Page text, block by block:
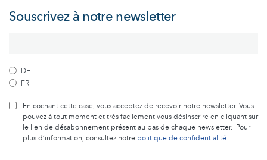
Souscrivez à notre newsletter
DE
FR
En cochant cette case, vous acceptez de recevoir notre newsletter. Vous
pouvez à tout moment et très facilement vous désinscrire en cliquant sur
le lien de désabonnement présent au bas de chaque newsletter. Pour
plus d’information, consultez notre politique de confidentialité.